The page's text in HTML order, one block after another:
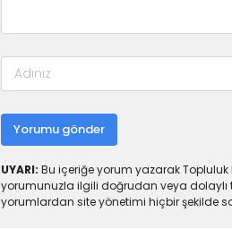
Yorumu gönder
UYARI: Bu içeriğe yorum yazarak Topluluk
yorumunuzla ilgili doğrudan veya dolaylı
yorumlardan site yönetimi hiçbir şekilde